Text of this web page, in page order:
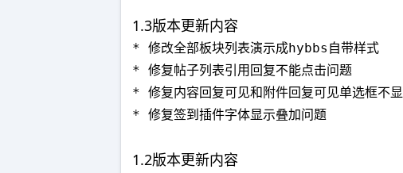
1.3版本更新内容
* 修改全部板块列表演示成hybbs自带样式
* 修复帖子列表引用回复不能点击问题
* 修复内容回复可见和附件回复可见单选框不
* 修复签到插件字体显示叠加问题
1.2版本更新内容